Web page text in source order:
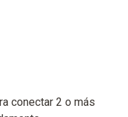
conectar 2 o más